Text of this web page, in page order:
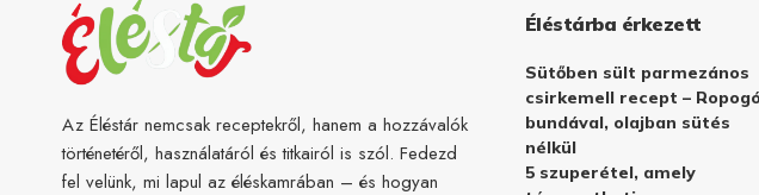
Az Éléstár nemcsak receptekről, hanem a hozzávalók
történetéről, használatáról és titkairól is szól. Fedezd
fel velünk, mi lapul az éléskamrában – és hogyan
Éléstárba érkezett
Sütőben sült parmezános
csirkemell recept –
bundával, olajban sütés
nélkül
5 szuperétel, amely